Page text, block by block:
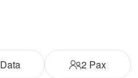
Data 2 Pax